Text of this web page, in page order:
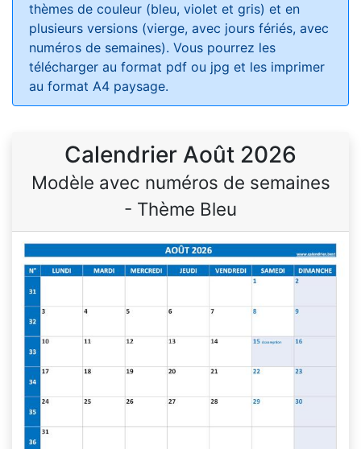
thèmes de couleur (bleu, violet et gris) et en
plusieurs versions (vierge, avec jours fériés, avec
numéros de semaines). Vous pourrez les
télécharger au format pdf ou jpg et les imprimer
au format A4 paysage.
Calendrier Août 2026
Modèle avec numéros de semaines
- Thème Bleu